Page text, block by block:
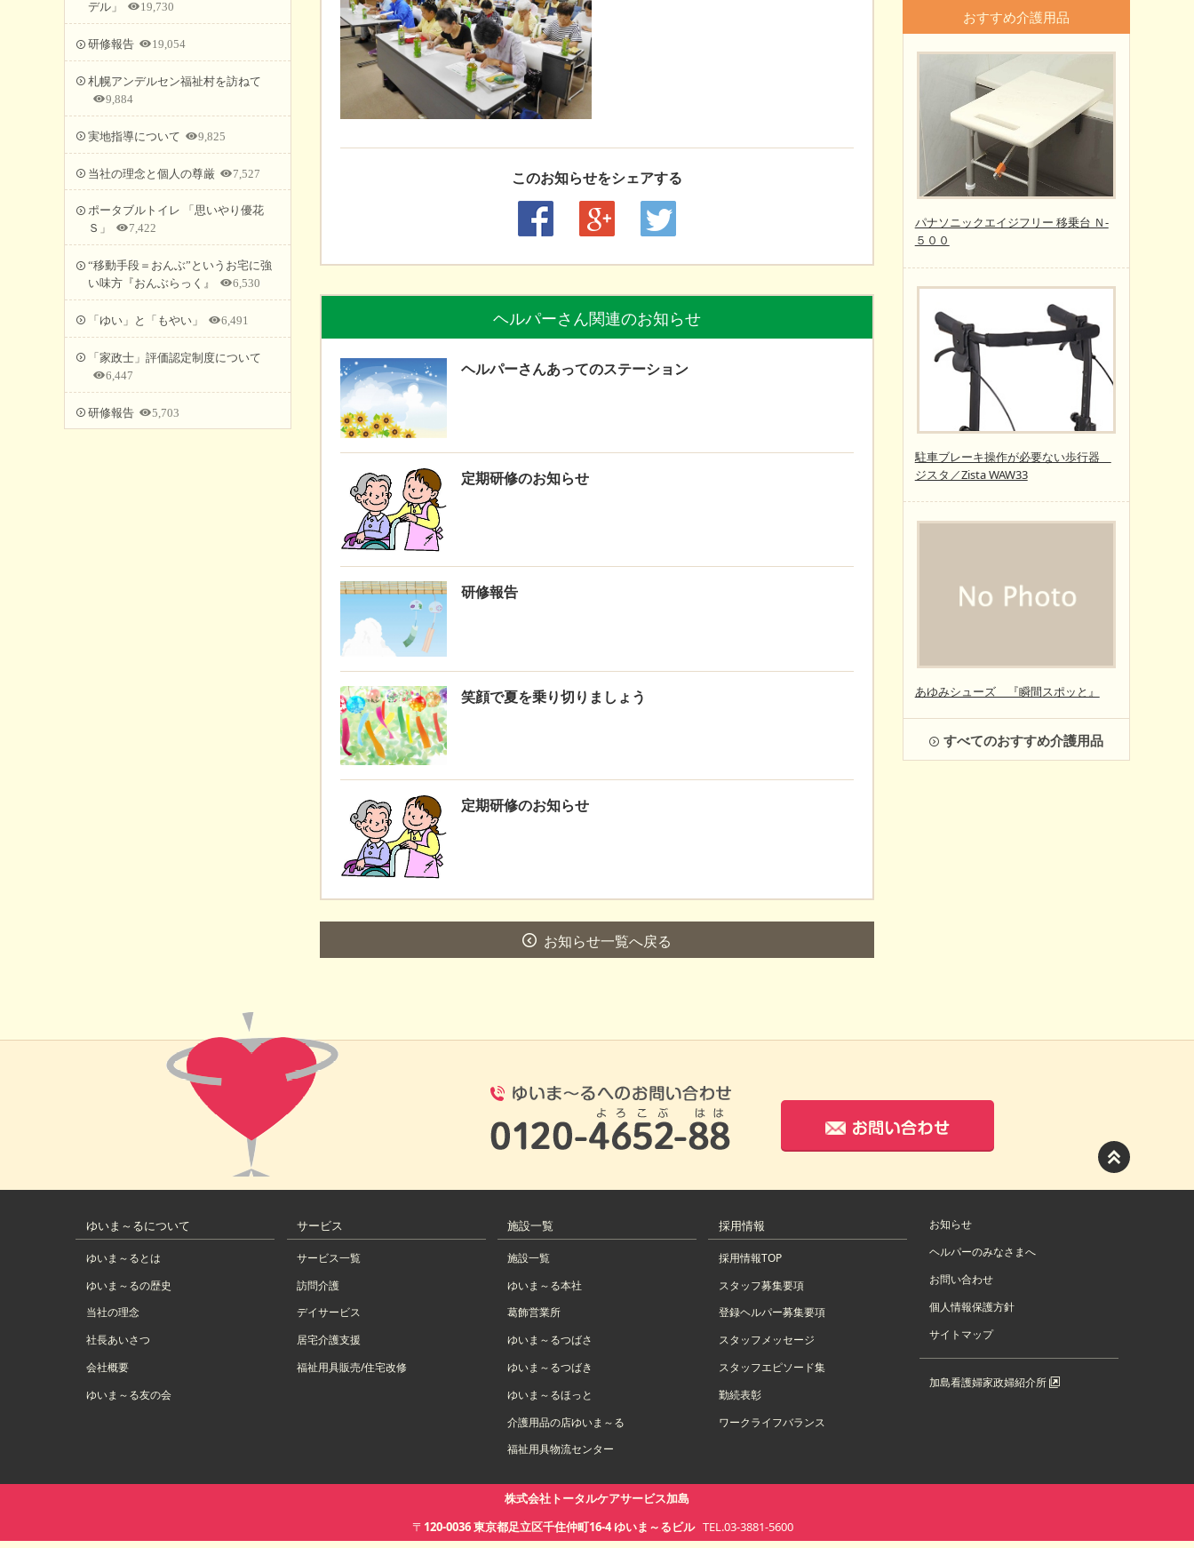
このお知らせをシェアする
ヘルパーさん関連のお知らせ
ヘルパーさんあってのステーション
定期研修のお知らせ
研修報告
笑顔で夏を乗り切りましょう
定期研修のお知らせ
お知らせ一覧へ戻る
デル」
19,730
研修報告 19,054
札幌アンデルセン福祉村を訪ねて
9,884
実地指導について 9,825
当社の理念と個人の尊厳 7,527
ポータブルトイレ 「思いやり優花
Ｓ」
7,422
“移動手段＝おんぶ”というお宅に強
い味方『おんぶらっく』
6,530
「ゆい」と「もやい」 6,491
「家政士」評価認定制度について
6,447
研修報告 5,703
おすすめ介護用品
パナソニックエイジフリー 移乗台 Ｎ-
５００
駐車ブレーキ操作が必要ない歩行器
ジスタ／Zista WAW33
あゆみシューズ 『瞬間スポッと』
すべてのおすすめ介護用品
ゆいま～るについて
ゆいま～るとは
ゆいま～るの歴史
当社の理念
社長あいさつ
会社概要
ゆいま～る友の会
サービス
サービス一覧
訪問介護
デイサービス
居宅介護支援
福祉用具販売/住宅改修
施設一覧
施設一覧
ゆいま～る本社
葛飾営業所
ゆいま～るつばさ
ゆいま～るつばき
ゆいま～るほっと
介護用品の店ゆいま～る
福祉用具物流センター
採用情報
採用情報TOP
スタッフ募集要項
登録ヘルパー募集要項
スタッフメッセージ
スタッフエピソード集
勤続表彰
ワークライフバランス
お知らせ
ヘルパーのみなさまへ
お問い合わせ
個人情報保護方針
サイトマップ
加島看護婦家政婦紹介所
株式会社トータルケアサービス加島
〒 120-0036東京都足立区千住仲町16-4ゆいま～るビル TEL.03-3881-5600